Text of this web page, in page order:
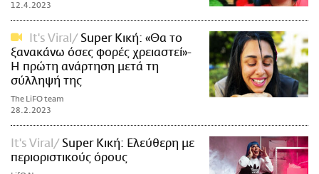
12.4.2023
It's Viral
Super Κική: «Θα το
ξανακάνω όσες φορές χρειαστεί»-
Η πρώτη ανάρτηση μετά τη
σύλληψή της
The LiFO team
28.2.2023
It's Viral
Super Κική: Ελεύθερη με
περιοριστικούς όρους